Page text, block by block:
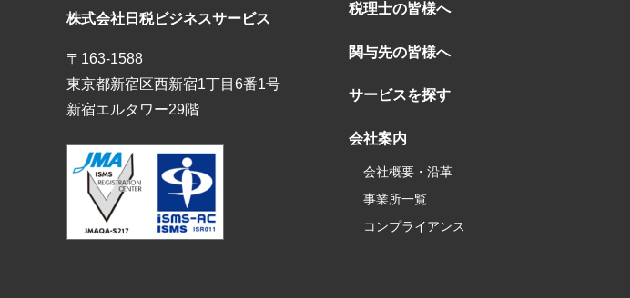
株式会社日税ビジネスサービス
〒163-1588
東京都新宿区西新宿1丁目6番1号
新宿エルタワー29階
税理士の皆様へ
関与先の皆様へ
サービスを探す
会社案内
会社概要・沿革
事業所一覧
コンプライアンス